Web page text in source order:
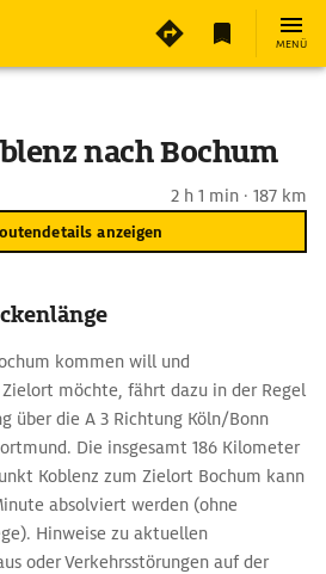
MENÜ
nach Bochum
2 h 1 min · 187 km
anzeigen
kommen will und
möchte, fährt dazu in der Regel
über die A 3 Richtung Köln/Bonn
Die insgesamt 186 Kilometer
Koblenz zum Zielort Bochum kann
absolviert werden (ohne
Hinweise zu aktuellen
oder Verkehrsstörungen auf der